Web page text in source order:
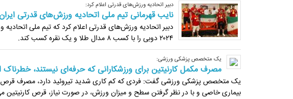
دبیر اتحادیه ورزش‌های قدرتی اعلام کرد:
نایب قهرمانی تیم ملی اتحادیه ورزش‌های قدرتی
دبیر اتحادیه ورزش‌های قدرتی اعلام کرد که تیم ملی
۲۰۲۴ دوبی را با کسب ۸ مدال طلا و یک نقره کسب کند.
یک متخصص پزشکی ورزشی:
مصرف مکمل کارنیتین برای ورزشکارانی که حرفه‌ای نیستند،
یک متخصص پزشکی ورزشی گفت: فردی که کم کاری شدید تیروئید دارد، مصرف قرص
بیماری خاصی و با در نظر گرفتن سطح و میزان ورزش، در صورت نیاز، قرص کارنیتین